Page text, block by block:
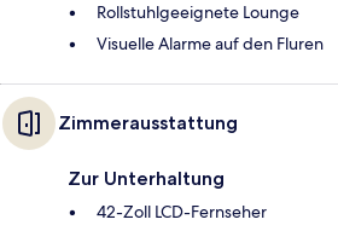
Rollstuhlgeeignete Lounge
Visuelle Alarme auf den Fluren
Zimmerausstattung
Zur Unterhaltung
42-Zoll LCD-Fernseher